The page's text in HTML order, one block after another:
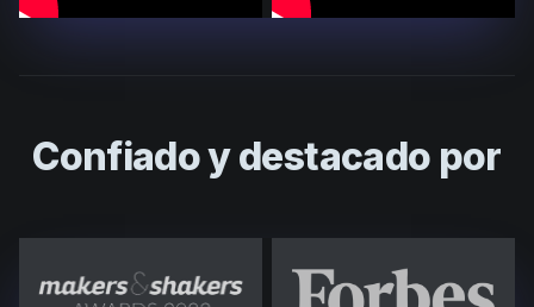
Confiado y destacado por